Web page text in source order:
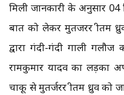
मिली जानकारी के अनुसार
बात को लेकर मुतजरर प्रीतम
द्वारा गंदी-गंदी गाली
रामकुमार यादव का लड़का
चाकू से मुतर्जरर प्रीतम ध्रुव